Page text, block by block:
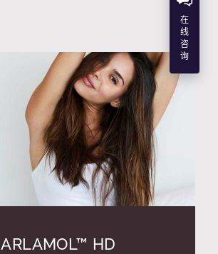
ARLAMOL™ HD
在
线
咨
询